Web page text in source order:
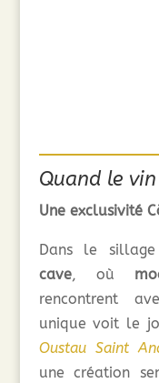
Quand le
Une exclusivité
Dans le
cave, où
rencontrent
unique voit le
Oustau Saint
une création